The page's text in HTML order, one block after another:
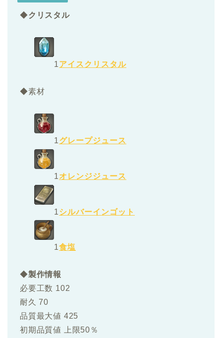
◆クリスタル
1アイスクリスタル
◆素材
1グレープジュース
1オレンジジュース
1シルバーインゴット
1食塩
◆製作情報
必要工数 102
耐久 70
品質最大値 425
初期品質値 上限50％